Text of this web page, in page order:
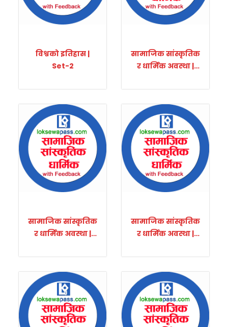
विश्वको इतिहास |
Set-2
सामाजिक सांस्कृतिक
र धार्मिक अवस्था |
सामाजिक सांस्कृतिक
र धार्मिक अवस्था |
सामाजिक सांस्कृतिक
र धार्मिक अवस्था |